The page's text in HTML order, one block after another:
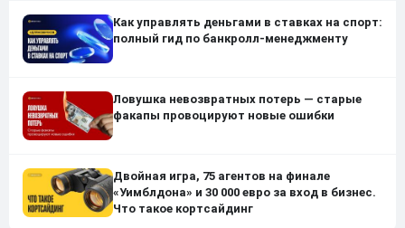
Как управлять деньгами в ставках на спорт:
полный гид по банкролл-менеджменту
Ловушка невозвратных потерь — старые
факапы провоцируют новые ошибки
Двойная игра, 75 агентов на финале
«Уимблдона» и 30 000 евро за вход в бизнес.
Что такое кортсайдинг